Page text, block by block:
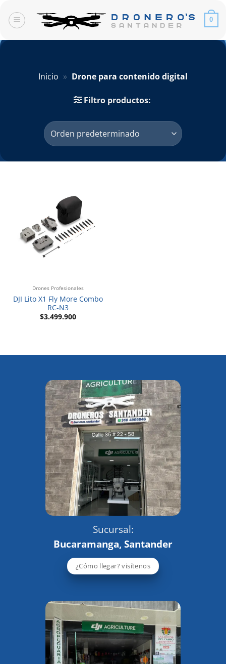
contenido
0
Inicio » Drone para contenido digital
Filtro productos:
Drones Profesionales
DJI Lito X1 Fly More Combo
RC-N3
$3.499.900
Sucursal:
Bucaramanga, Santander
¿Cómo llegar? visítenos